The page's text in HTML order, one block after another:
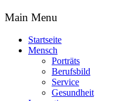
Main Menu
Startseite
Mensch
Porträts
Berufsbild
Service
Gesundheit